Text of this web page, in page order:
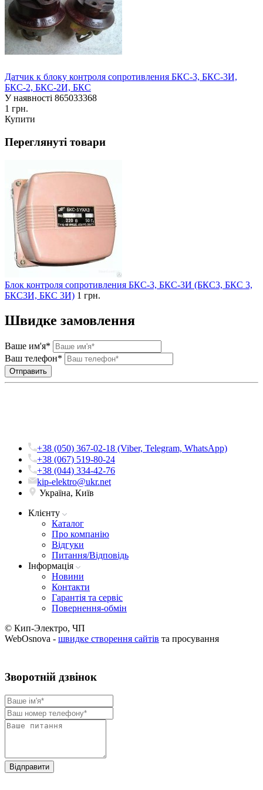
Датчик к блоку контроля сопротивления БКС-3, БКС-3И,
БКС-2, БКС-2И, БКС
У наявності 865033368
1 грн.
Купити
Переглянуті товари
Блок контроля сопротивления БКС-3, БКС-3И (БКС3, БКС 3,
БКС3И, БКС 3И) 1 грн.
Швидке замовлення
Ваше им'я*
Ваш телефон*
+38 (050) 367-02-18 (Viber, Telegram, WhatsApp)
+38 (067) 519-80-24
+38 (044) 334-42-76
kip-elektro@ukr.net
Україна, Київ
Клієнту
Каталог
Про компанію
Вiдгуки
Питання/Відповідь
Iнформацiя
Новини
Контакти
Гарантія та сервіс
Повернення-обмін
© Кип-Электро, ЧП
WebOsnova - швидке створення сайтів та просування
Зворотнiй дзвiнок